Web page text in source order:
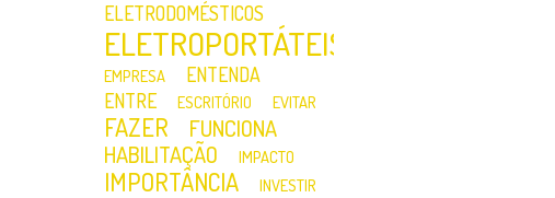
ELETRODOMÉSTICOS
ELETROPORTÁTEIS
EMPRESA
ENTENDA
ENTRE
ESCRITÓRIO EVITAR
FAZER
FUNCIONA
HABILITAÇÃO
IMPACTO
IMPORTÂNCIA
INVESTIR